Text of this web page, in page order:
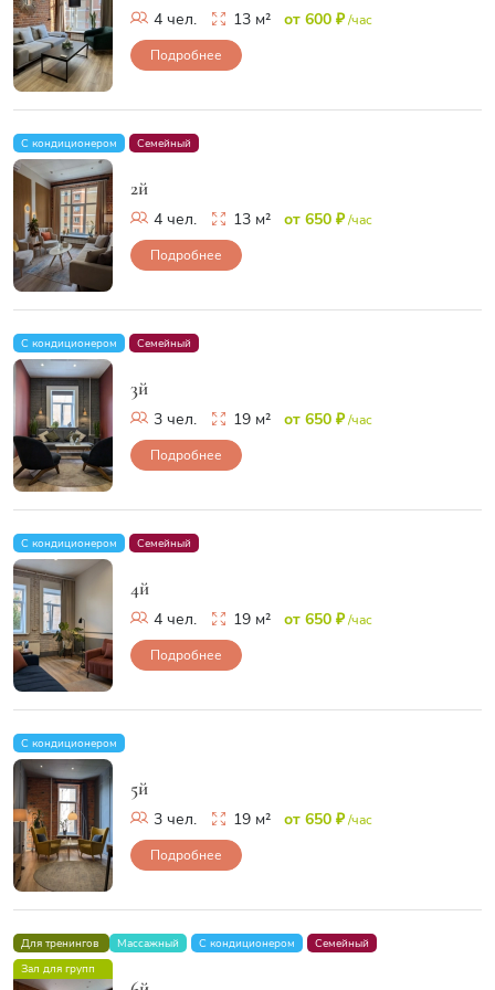
4 чел. 13 м² от 600 ₽/час
Подробнее
С кондиционером Семейный
2й
4 чел. 13 м² от 650 ₽/час
Подробнее
С кондиционером Семейный
3й
3 чел. 19 м² от 650 ₽/час
Подробнее
С кондиционером Семейный
4й
4 чел. 19 м² от 650 ₽/час
Подробнее
С кондиционером
5й
3 чел. 19 м² от 650 ₽/час
Подробнее
Для тренингов Массажный С кондиционером
Семейный
Зал для групп